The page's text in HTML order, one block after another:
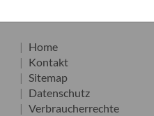
Home
Kontakt
Sitemap
Datenschutz
Verbraucherrechte